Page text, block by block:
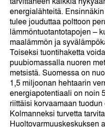
energialähteitä.
tulee jouduttaa polttoon
lämmöntuotantotapojen –
maalämmön ja
Toiseksi tuontihaketta
puubiomassalla nuoren
metsistä. Suomessa on
1,5 miljoonan hehtaarin
energiapotentiaali on noin
riittäisi korvaamaan
Kolmanneksi turvetta
Huoltovarmuuskeskuksen